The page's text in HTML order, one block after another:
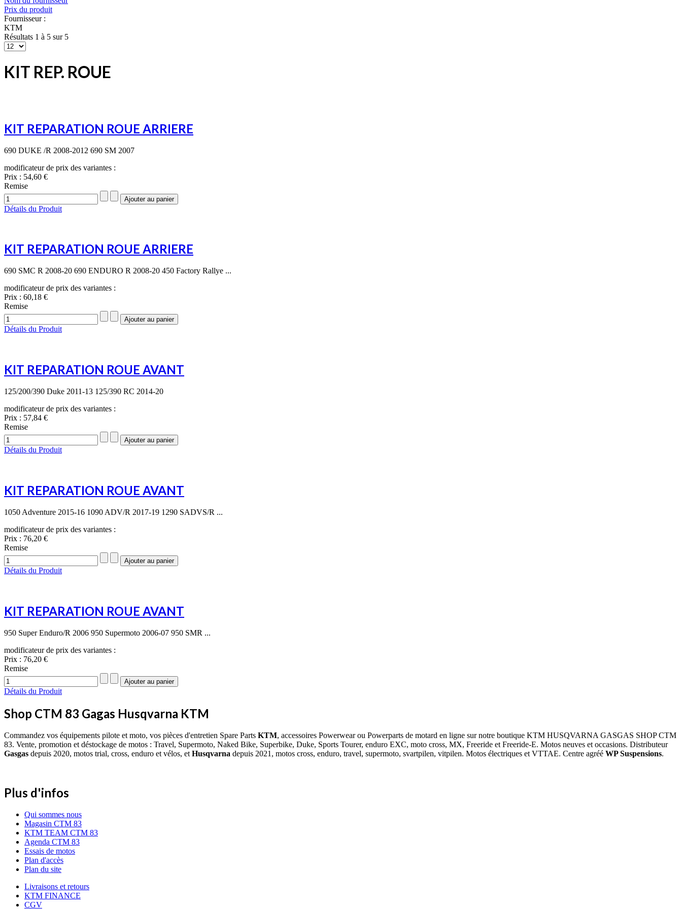
Prix du produit
Fournisseur :
KTM
Résultats 1 à 5 sur 5
KIT REP. ROUE
KIT REPARATION ROUE ARRIERE
690 DUKE /R 2008-2012 690 SM 2007
modificateur de prix des variantes :
Prix : 54,60 €
Remise
Détails du Produit
KIT REPARATION ROUE ARRIERE
690 SMC R 2008-20 690 ENDURO R 2008-20 450 Factory Rallye ...
modificateur de prix des variantes :
Prix : 60,18 €
Remise
Détails du Produit
KIT REPARATION ROUE AVANT
125/200/390 Duke 2011-13 125/390 RC 2014-20
modificateur de prix des variantes :
Prix : 57,84 €
Remise
Détails du Produit
KIT REPARATION ROUE AVANT
1050 Adventure 2015-16 1090 ADV/R 2017-19 1290 SADVS/R ...
modificateur de prix des variantes :
Prix : 76,20 €
Remise
Détails du Produit
KIT REPARATION ROUE AVANT
950 Super Enduro/R 2006 950 Supermoto 2006-07 950 SMR ...
modificateur de prix des variantes :
Prix : 76,20 €
Remise
Détails du Produit
Shop CTM 83 Gagas Husqvarna KTM
Commandez vos équipements pilote et moto, vos pièces d'entretien Spare Parts KTM, accessoires Powerwear ou Powerparts de motard en ligne sur notre boutique KTM HUSQVARNA GASGAS SHOP CTM
83. Vente, promotion et déstockage de motos : Travel, Supermoto, Naked Bike, Superbike, Duke, Sports Tourer, enduro EXC, moto cross, MX, Freeride et Freeride-E. Motos neuves et occasions. Distributeur
Gasgas depuis 2020, motos trial, cross, enduro et vélos, et Husqvarna depuis 2021, motos cross, enduro, travel, supermoto, svartpilen, vitpilen. Motos électriques et VTTAE. Centre agréé WP Suspensions.
Plus d'infos
Qui sommes nous
Magasin CTM 83
KTM TEAM CTM 83
Agenda CTM 83
Essais de motos
Plan d'accès
Plan du site
Livraisons et retours
KTM FINANCE
CGV